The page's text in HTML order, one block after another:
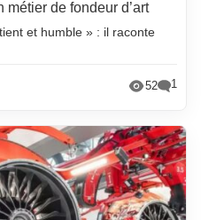
de fondeur d’art
et humble » : il raconte
52 1